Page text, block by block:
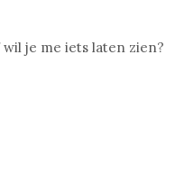
je me iets laten zien?